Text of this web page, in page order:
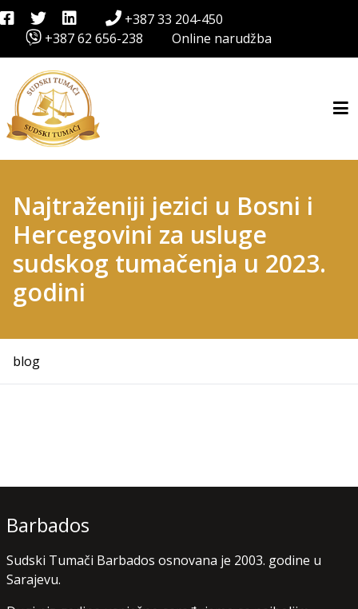
+387 33 204-450
+387 62 656-238
Online narudžba
Najtraženiji jezici u Bosni i
Hercegovini za usluge
sudskog tumačenja u 2023.
godini
blog
Barbados
Sudski Tumači Barbados osnovana je 2003. godine u
Sarajevu.